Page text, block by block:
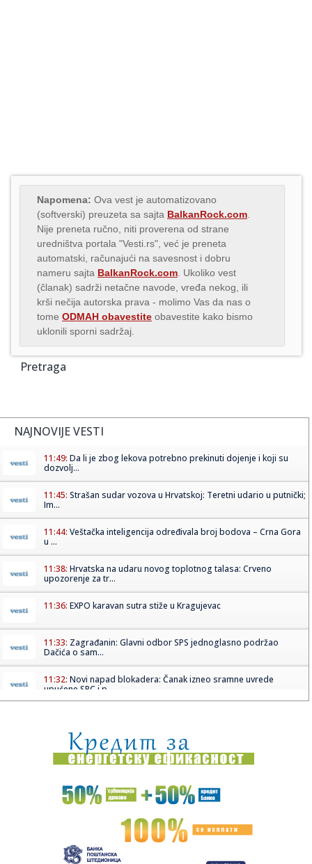
Napomena: Ova vest je automatizovano
(softverski) preuzeta sa sajta BalkanRock.com
Nije preneta ručno, niti proverena od strane
uredništva portala "Vesti.rs", već je preneta
automatski, računajući na savesnost i dobru
nameru sajta BalkanRock.com . Ukoliko vest
(članak) sadrži netačne navode, vređa nekog, ili
krši nečija autorska prava - molimo Vas da nas o
tome ODMAH obavestite obavestite kako bismo
uklonili sporni sadržaj.
Pretraga
NAJNOVIJE VESTI
11:49: Da li je zbog lekova potrebno prekinuti dojenje i koji su
dozvolj...
11:45: Strašan sudar vozova u Hrvatskoj: Teretni udario u putnički;
Im...
11:44: Veštačka inteligencija određivala broj bodova – Crna Gora
u ...
11:38: Hrvatska na udaru novog toplotnog talasa: Crveno
upozorenje za tr...
11:36: EXPO karavan sutra stiže u Kragujevac
11:33: Zagrađanin: Glavni odbor SPS jednoglasno podržao
Dačića o sam...
11:32: Novi napad blokadera: Čanak izneo sramne uvrede
upućene SPC i p...
11:31:Denver kao da radi protiv Jokića: Nikola ostao bez velike
podr...
11:31:TRAGEDIJA KOJA JE POTRESLA NBA: Poznat uzrok smrti NBA
košarka...
Jovana brutalno pecnula Dragana nakon veridbe: